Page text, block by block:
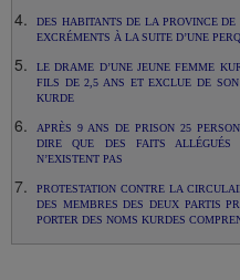
DES HABITANTS DE LA PROVINCE
EXCRÉMENTS À LA SUITE D’UNE
LE DRAME D’UNE JEUNE FEMME
FILS DE 2,5 ANS ET EXCLUE DE SON
KURDE
APRÈS 9 ANS DE PRISON 25
DIRE QUE DES FAITS ALLÉGUÉS
N’EXISTENT PAS
PROTESTATION CONTRE LA
DES MEMBRES DES DEUX PARTIS
PORTER DES NOMS KURDES